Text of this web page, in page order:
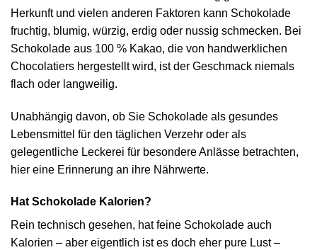
Herkunft und vielen anderen Faktoren kann Schokolade
fruchtig, blumig, würzig, erdig oder nussig schmecken. Bei
Schokolade aus 100 % Kakao, die von handwerklichen
Chocolatiers hergestellt wird, ist der Geschmack niemals
flach oder langweilig.
Unabhängig davon, ob Sie Schokolade als gesundes
Lebensmittel für den täglichen Verzehr oder als
gelegentliche Leckerei für besondere Anlässe betrachten,
hier eine Erinnerung an ihre Nährwerte.
Hat Schokolade Kalorien?
Rein technisch gesehen, hat feine Schokolade auch
Kalorien – aber eigentlich ist es doch eher pure Lust –